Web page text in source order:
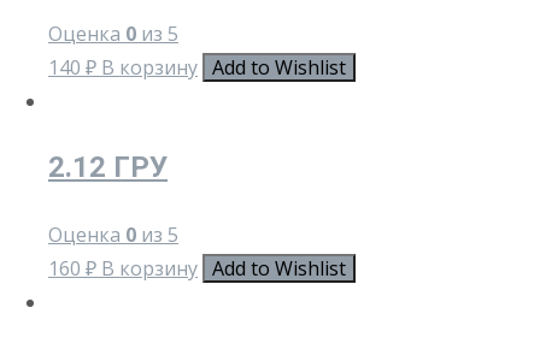
Оценка 0 из 5
140 ₽ В корзину Add to Wishlist
2.12 ГРУ
Оценка 0 из 5
160 ₽ В корзину Add to Wishlist